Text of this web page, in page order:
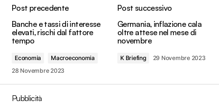
Post precedente
Banche e tassi di interesse
elevati, rischi dal fattore
tempo
Economia
Macroeconomia
28 Novembre 2023
Post successivo
Germania, inflazione cala
oltre attese nel mese di
novembre
K Briefing 29 Novembre 2023
Pubblicità